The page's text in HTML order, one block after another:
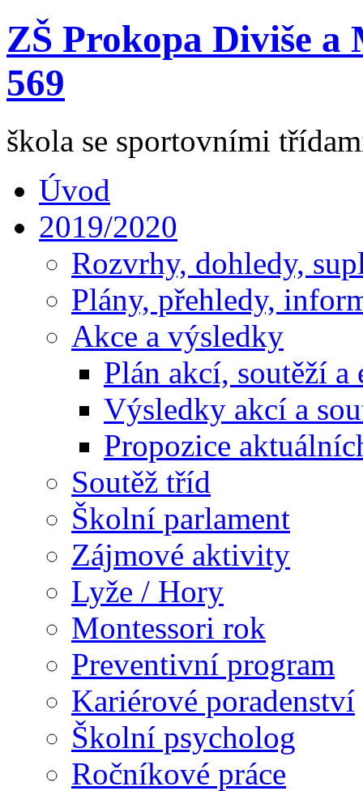
ZŠ Prokopa Diviše
569
škola se sportovními
Úvod
2019/2020
Rozvrhy, dohledy,
Plány, přehledy,
Akce a výsledky
Plán akcí, soutěží a
Výsledky akcí a
Propozice
Soutěž tříd
Školní parlament
Zájmové aktivity
Lyže / Hory
Montessori rok
Preventivní program
Kariérové poradenství
Školní psycholog
Ročníkové práce